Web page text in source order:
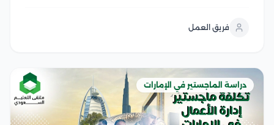
نظام التعليم بها كواحد من أرقى أنظمة التعليم على...
فريق العمل
دراسة الماجستير في الإمارات